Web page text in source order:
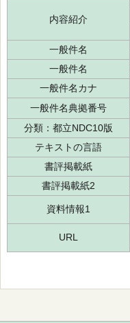
内容紹介
一般件名
一般件名
一般件名カナ
一般件名典拠番号
分類：都立NDC10版
テキストの言語
書評掲載紙
書評掲載紙2
資料情報1
URL